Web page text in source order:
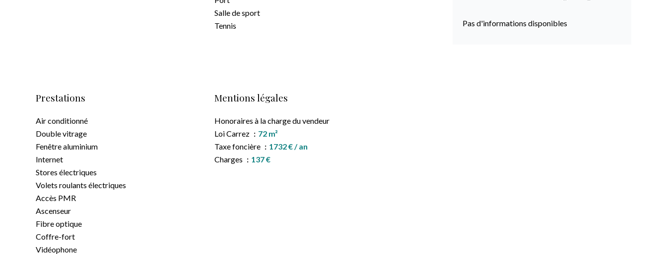
Salle de sport
Tennis
Prestations
Air conditionné
Double vitrage
Fenêtre aluminium
Internet
Stores électriques
Volets roulants électriques
Accès PMR
Ascenseur
Fibre optique
Coffre-fort
Vidéophone
Mentions légales
Honoraires à la charge du vendeur
Loi Carrez
72 m²
Taxe foncière
1732 € / an
Charges
137 €
Pas d'informations disponibles